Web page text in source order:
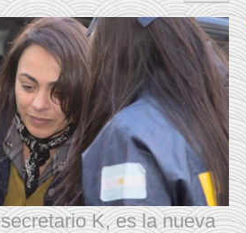
K, es la nueva